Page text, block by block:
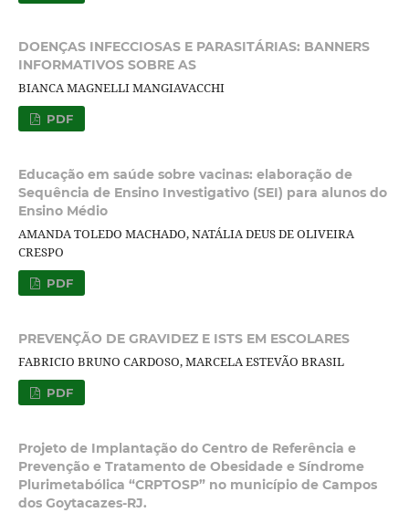
DOENÇAS INFECCIOSAS E PARASITÁRIAS: BANNERS
INFORMATIVOS SOBRE AS
BIANCA MAGNELLI MANGIAVACCHI
PDF
Educação em saúde sobre vacinas: elaboração de
Sequência de Ensino Investigativo (SEI) para alunos do
Ensino Médio
AMANDA TOLEDO MACHADO, NATÁLIA DEUS DE OLIVEIRA
CRESPO
PDF
PREVENÇÃO DE GRAVIDEZ E ISTS EM ESCOLARES
FABRICIO BRUNO CARDOSO, MARCELA ESTEVÃO BRASIL
PDF
Projeto de Implantação do Centro de Referência e
Prevenção e Tratamento de Obesidade e Síndrome
Plurimetabólica “CRPTOSP” no município de Campos
dos Goytacazes-RJ.